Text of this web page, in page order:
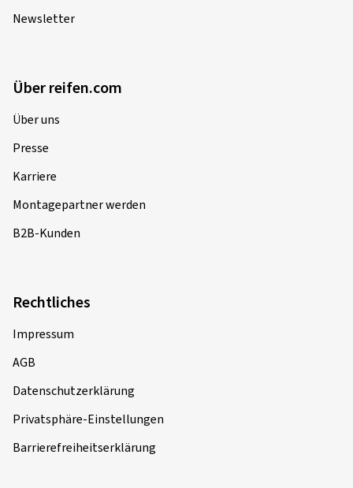
Newsletter
Über reifen.com
Über uns
Presse
Karriere
Montagepartner werden
B2B-Kunden
Rechtliches
Impressum
AGB
Datenschutzerklärung
Privatsphäre-Einstellungen
Barrierefreiheitserklärung